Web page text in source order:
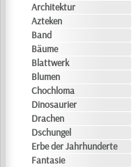
Architektur
Azteken
Band
Bäume
Blattwerk
Blumen
Chochloma
Dinosaurier
Drachen
Dschungel
Erbe der Jahrhunderte
Fantasie